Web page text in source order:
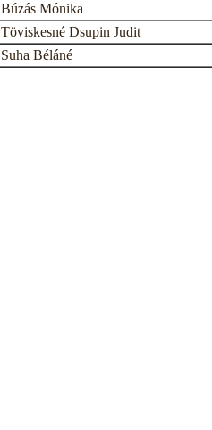
Búzás Mónika
Töviskesné Dsupin Judit
Suha Béláné